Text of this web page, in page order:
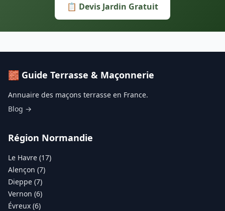
📋 Devis Jardin Gratuit
🧱 Guide Terrasse & Maçonnerie
Annuaire des maçons terrasse en France.
Blog →
Région Normandie
Le Havre (17)
Alençon (7)
Dieppe (7)
Vernon (6)
Évreux (6)